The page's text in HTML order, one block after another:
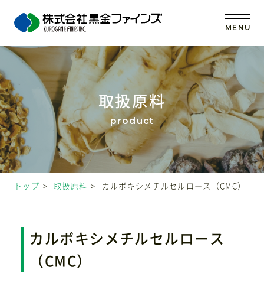
MENU
トップ
当社の強み
事業内容
取扱原料
取扱原料
トップ 取扱原料 カルボキシメチルセルロース（CMC）
カルボキシメチルセルロース
（CMC）